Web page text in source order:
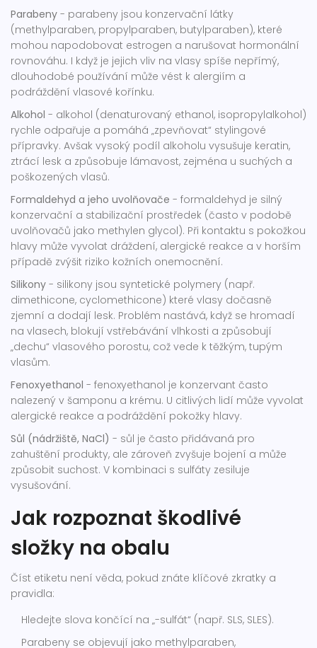
Parabeny - parabeny jsou konzervační látky
(methylparaben, propylparaben, butylparaben), které
mohou napodobovat estrogen a narušovat hormonální
rovnováhu. I když je jejich vliv na vlasy spíše nepřímý,
dlouhodobé používání může vést k alergiím a
podráždění vlasové kořínku.
Alkohol - alkohol (denaturovaný ethanol, isopropylalkohol)
rychle odpařuje a pomáhá „zpevňovat“ stylingové
přípravky. Avšak vysoký podíl alkoholu vysušuje keratin,
ztrácí lesk a způsobuje lámavost, zejména u suchých a
poškozených vlasů.
Formaldehyd a jeho uvolňovače - formaldehyd je silný
konzervační a stabilizační prostředek (často v podobě
uvolňovačů jako methylen glycol). Při kontaktu s pokožkou
hlavy může vyvolat dráždení, alergické reakce a v horším
případě zvýšit riziko kožních onemocnění.
Silikony - silikony jsou syntetické polymery (např.
dimethicone, cyclomethicone) které vlasy dočasně
zjemní a dodají lesk. Problém nastává, když se hromadí
na vlasech, blokují vstřebávání vlhkosti a způsobují
„dechu“ vlasového porostu, což vede k těžkým, tupým
vlasům.
Fenoxyethanol - fenoxyethanol je konzervant často
nalezený v šamponu a krému. U citlivých lidí může vyvolat
alergické reakce a podráždění pokožky hlavy.
Sůl (nádržiště, NaCl) - sůl je často přidávaná pro
zahuštění produkty, ale zároveň zvyšuje bojení a může
způsobit suchost. V kombinaci s sulfáty zesiluje
vysušování.
Jak rozpoznat škodlivé
složky na obalu
Číst etiketu není věda, pokud znáte klíčové zkratky a
pravidla:
Hledejte slova končící na „-sulfát“ (např. SLS, SLES).
Parabeny se objevují jako methylparaben,